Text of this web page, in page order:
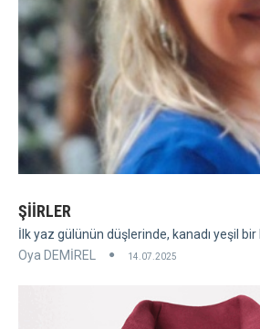
ŞİİRLER
İlk yaz gülünün düşlerinde, kanadı yeşil bir
Oya DEMİREL
14.07.2025